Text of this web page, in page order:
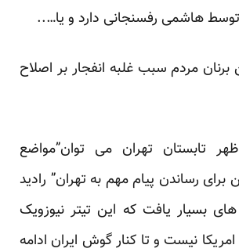
توسط هاشمی رفسنجانی دارد و یا…..
مردم سبب غلبه انفجار بر اصلاح
تابستان تهران می توان”مواضع
رساندن پیام مهم به تهران” رادید
های بسیار یافت که این تیتر نیوزویک
نیست و تا کنار گوش ایران ادامه